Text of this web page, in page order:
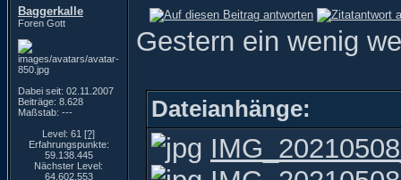
Baggerkalle
Foren Gott
Dabei seit: 02.11.2007
Beiträge: 8.628
Maßstab: ---
Level: 61 [?]
Erfahrungspunkte:
59.138.445
Nächster Level:
64.602.553
Gestern ein wenig
Dateianhänge: